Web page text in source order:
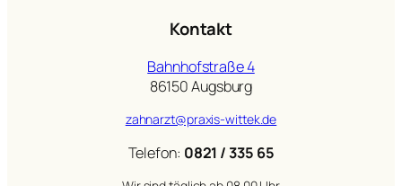
Kontakt
Bahnhofstraße 4
86150 Augsburg
zahnarzt@praxis-wittek.de
Telefon: 0821 / 335 65